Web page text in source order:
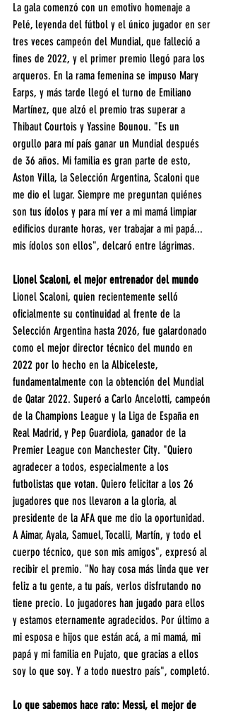
La gala comenzó con un emotivo homenaje a
Pelé, leyenda del fútbol y el único jugador en ser
tres veces campeón del Mundial, que falleció a
fines de 2022, y el primer premio llegó para los
arqueros. En la rama femenina se impuso Mary
Earps, y más tarde llegó el turno de Emiliano
Martínez, que alzó el premio tras superar a
Thibaut Courtois y Yassine Bounou. "Es un
orgullo para mí país ganar un Mundial después
de 36 años. Mi familia es gran parte de esto,
Aston Villa, la Selección Argentina, Scaloni que
me dio el lugar. Siempre me preguntan quiénes
son tus ídolos y para mí ver a mi mamá limpiar
edificios durante horas, ver trabajar a mi papá...
mis ídolos son ellos", delcaró entre lágrimas.
Lionel Scaloni, el mejor entrenador del mundo
Lionel Scaloni, quien recientemente selló
oficialmente su continuidad al frente de la
Selección Argentina hasta 2026, fue galardonado
como el mejor director técnico del mundo en
2022 por lo hecho en la Albiceleste,
fundamentalmente con la obtención del Mundial
de Qatar 2022. Superó a Carlo Ancelotti, campeón
de la Champions League y la Liga de España en
Real Madrid, y Pep Guardiola, ganador de la
Premier League con Manchester City. "Quiero
agradecer a todos, especialmente a los
futbolistas que votan. Quiero felicitar a los 26
jugadores que nos llevaron a la gloria, al
presidente de la AFA que me dio la oportunidad.
A Aimar, Ayala, Samuel, Tocalli, Martín, y todo el
cuerpo técnico, que son mis amigos", expresó al
recibir el premio. "No hay cosa más linda que ver
feliz a tu gente, a tu país, verlos disfrutando no
tiene precio. Lo jugadores han jugado para ellos
y estamos eternamente agradecidos. Por último a
mi esposa e hijos que están acá, a mi mamá, mi
papá y mi familia en Pujato, que gracias a ellos
soy lo que soy. Y a todo nuestro país", completó.
Lo que sabemos hace rato: Messi, el mejor de